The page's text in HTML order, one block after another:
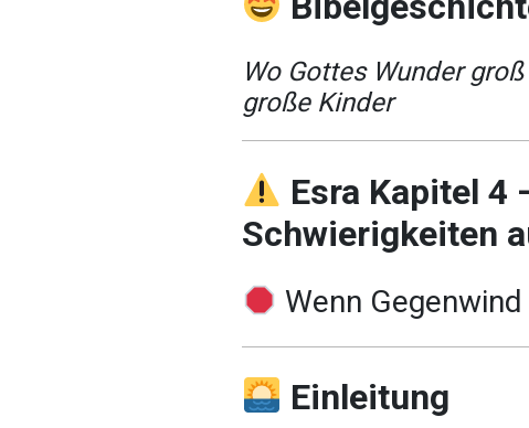
Wo Gottes Wunder
große Kinder
Esra Kapitel 4
Schwierigkeiten
Wenn
Einleitung